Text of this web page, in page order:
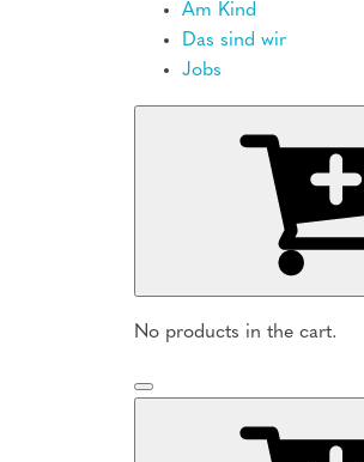
Am Kind
Das sind wir
Jobs
No products in the cart.